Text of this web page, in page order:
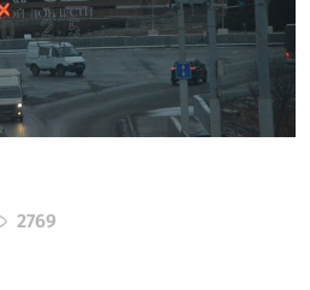
2769